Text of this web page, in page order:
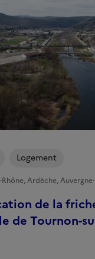
de la
de Tournon-
Logement
Ardèche,